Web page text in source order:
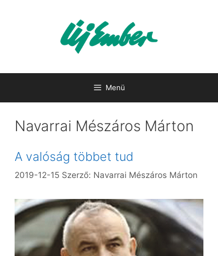
Menü
Navarrai Mészáros Márton
A valóság többet tud
2019-12-15 Szerző: Navarrai Mészáros Márton